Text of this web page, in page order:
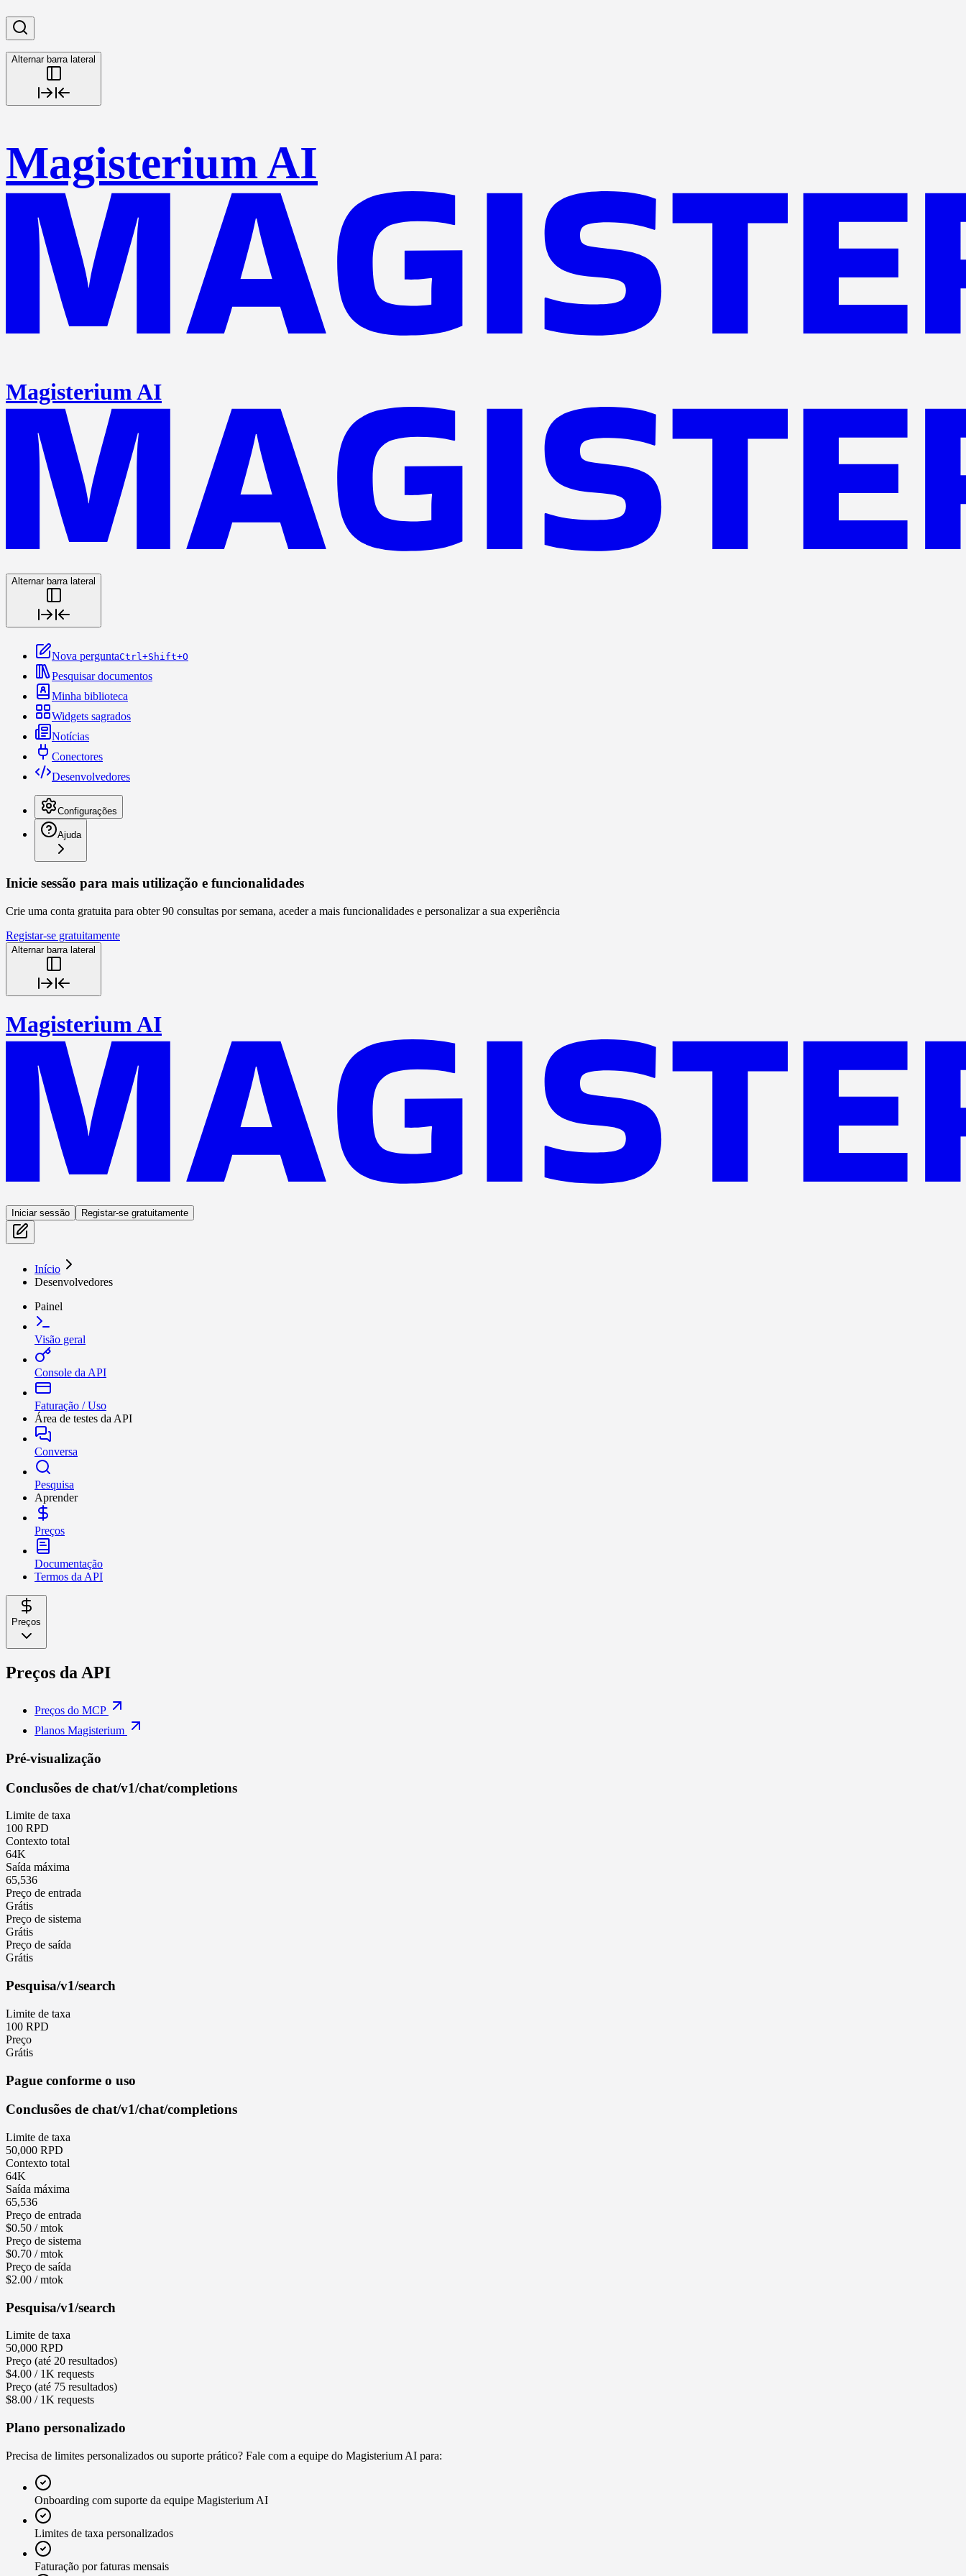
Alternar barra lateral
Magisterium AI
Magisterium AI
Alternar barra lateral
Nova perguntaCtrl+Shift+O
Pesquisar documentos
Minha biblioteca
Widgets sagrados
Notícias
Conectores
Desenvolvedores
Configurações
Ajuda
Inicie sessão para mais utilização e funcionalidades
Crie uma conta gratuita para obter 90 consultas por semana, aceder a mais funcionalidades e personalizar a sua experiência
Registar-se gratuitamente
Alternar barra lateral
Magisterium AI
Iniciar sessão Registar-se gratuitamente
Início
Desenvolvedores
Painel
Visão geral
Console da API
Faturação / Uso
Área de testes da API
Conversa
Pesquisa
Aprender
Preços
Documentação
Termos da API
Preços
Preços da API
Preços do MCP
Planos Magisterium
Pré-visualização
Conclusões de chat/v1/chat/completions
Limite de taxa
100 RPD
Contexto total
64K
Saída máxima
65,536
Preço de entrada
Grátis
Preço de sistema
Grátis
Preço de saída
Grátis
Pesquisa/v1/search
Limite de taxa
100 RPD
Preço
Grátis
Pague conforme o uso
Conclusões de chat/v1/chat/completions
Limite de taxa
50,000 RPD
Contexto total
64K
Saída máxima
65,536
Preço de entrada
$0.50 / mtok
Preço de sistema
$0.70 / mtok
Preço de saída
$2.00 / mtok
Pesquisa/v1/search
Limite de taxa
50,000 RPD
Preço (até 20 resultados)
$4.00 / 1K requests
Preço (até 75 resultados)
$8.00 / 1K requests
Plano personalizado
Precisa de limites personalizados ou suporte prático? Fale com a equipe do Magisterium AI para:
Onboarding com suporte da equipe Magisterium AI
Limites de taxa personalizados
Faturação por faturas mensais